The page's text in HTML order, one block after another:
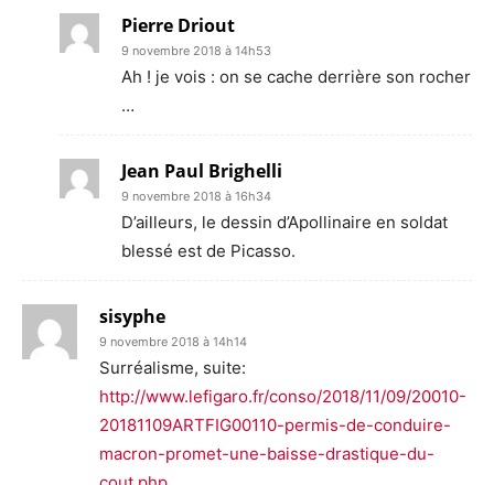
Pierre Driout
9 novembre 2018 à 14h53
Ah ! je vois : on se cache derrière son rocher
…
Jean Paul Brighelli
9 novembre 2018 à 16h34
D’ailleurs, le dessin d’Apollinaire en soldat
blessé est de Picasso.
sisyphe
9 novembre 2018 à 14h14
Surréalisme, suite:
http://www.lefigaro.fr/conso/2018/11/09/20010-
20181109ARTFIG00110-permis-de-conduire-
macron-promet-une-baisse-drastique-du-